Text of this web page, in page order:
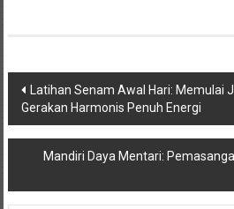
Navigasi
pos
Latihan Senam Awal Hari: Memulai
Gerakan Harmonis Penuh Energi
Mandiri Daya Mentari: